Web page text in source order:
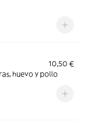
10,50 €
huevo y pollo